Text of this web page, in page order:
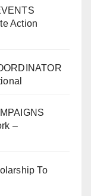
Action
–
To